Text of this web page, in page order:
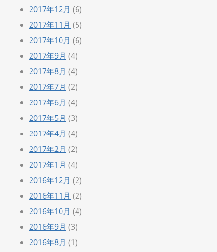
2017年12月 (6)
2017年11月 (5)
2017年10月 (6)
2017年9月 (4)
2017年8月 (4)
2017年7月 (2)
2017年6月 (4)
2017年5月 (3)
2017年4月 (4)
2017年2月 (2)
2017年1月 (4)
2016年12月 (2)
2016年11月 (2)
2016年10月 (4)
2016年9月 (3)
2016年8月 (1)